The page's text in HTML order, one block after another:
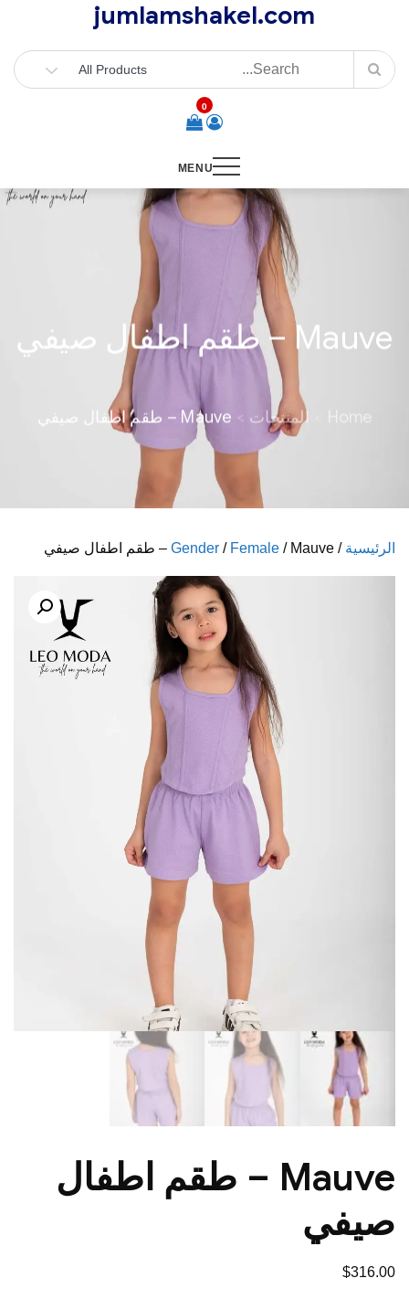
content
jumlamshakel.com
0
MENU
Mauve – طقم اطفال صيفي
Home المنتجات Mauve – طقم اطفال صيفي
الرئيسية /
Gender / Female / Mauve – طقم اطفال صيفي
Mauve – طقم اطفال
صيفي
$316.00